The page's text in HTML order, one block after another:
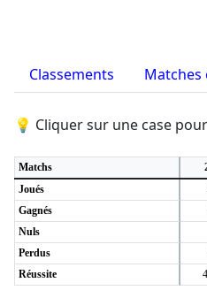
Classements Matches
💡 Cliquer sur une case
Matchs
Joués
Gagnés
Nuls
Perdus
Réussite